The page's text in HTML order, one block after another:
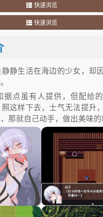
快速浏览
快速浏览
静生活在海边的少女，却因
据点虽有人提供，但配给
这样下去，士气无法提升
就自己动手，做出美味的